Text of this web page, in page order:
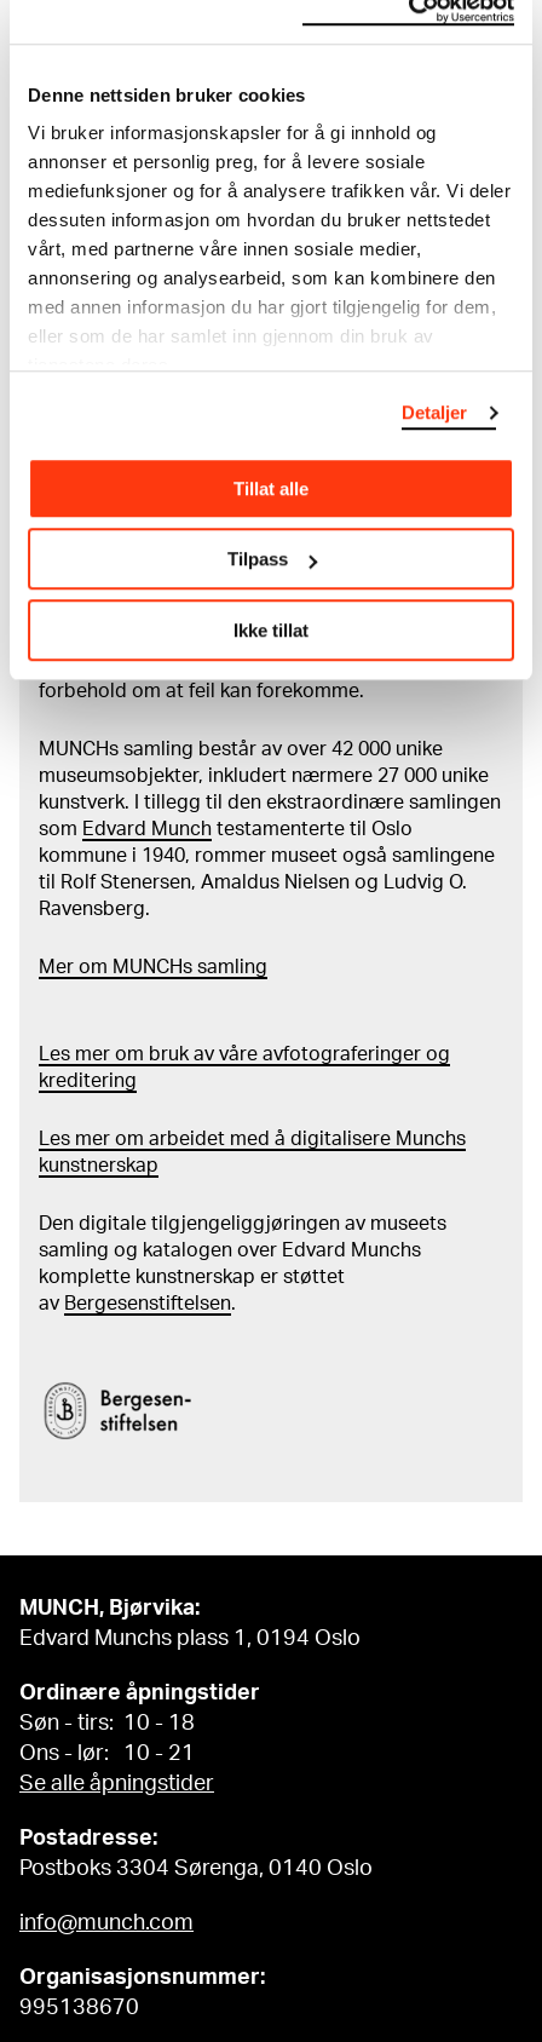
Denne nettsiden bruker cookies
Vi bruker informasjonskapsler for å gi innhold og
annonser et personlig preg, for å levere sosiale
mediefunksjoner og for å analysere trafikken vår. Vi deler
dessuten informasjon om hvordan du bruker nettstedet
vårt, med partnerne våre innen sosiale medier,
annonsering og analysearbeid, som kan kombinere den
med annen informasjon du har gjort tilgjengelig for dem,
eller som de har samlet inn gjennom din bruk av
Detaljer
Tillat alle
Tilpass
Ikke tillat
1918
Tegninger
Redskap/materiale
Fargestift, flere farger
Velinpapir
Mål
Papir (Sheet): 337 × 265 × 0,1 mm
Kreditering
Munchmuseet
Bibliografi
Woll, Gerd, Edvard Munch: Monumentale prosjekter
1993, kat. nr. 93 / ill. s. 179 (English edition: Edvard
Om verkskatalogen
kunstnerskap. Verkskatalogen utbedres jevnlig i
samsvar med den nyeste forskningen. Vi tar
forbehold om at feil kan forekomme.
MUNCHs samling består av over 42 000 unike
museumsobjekter, inkludert nærmere 27 000 unike
kunstverk. I tillegg til den ekstraordinære samlingen
som Edvard Munch testamenterte til Oslo
kommune i 1940, rommer museet også samlingene
til Rolf Stenersen, Amaldus Nielsen og Ludvig O.
Ravensberg.
Mer om MUNCHs samling
Les mer om bruk av våre avfotograferinger og
kreditering
Les mer om arbeidet med å digitalisere Munchs
kunstnerskap
Den digitale tilgjengeliggjøringen av museets
samling og katalogen over Edvard Munchs
komplette kunstnerskap er støttet
av Bergesenstiftelsen.
MUNCH, Bjørvika:
Edvard Munchs plass 1, 0194 Oslo
Ordinære åpningstider
Søn - tirs: 10 - 18
Ons - lør: 10 - 21
Se alle åpningstider
Postadresse:
Postboks 3304 Sørenga, 0140 Oslo
info@munch.com
Organisasjonsnummer:
995138670